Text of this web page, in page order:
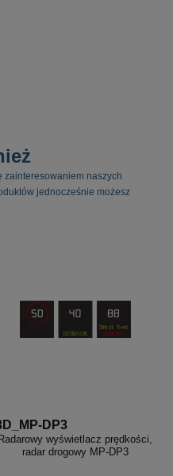
zainteresowaniem naszych
jednocześnie możesz
DP3
Radarowy wyświetlacz prędkości,
radar drogowy MP-DP3